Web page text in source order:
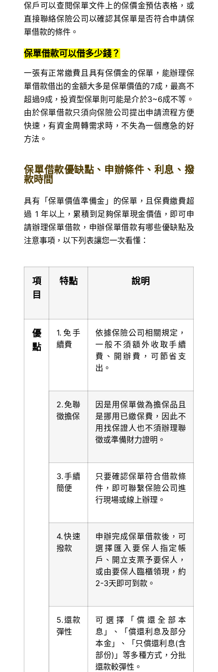
保戶可以查閱保單文件上的保價金預估表格，或
直接聯絡保險公司以確認其保單是否符合申請保
單借款的條件。
保單借款可以借多少錢？
一張有正常繳費且具有保價金的保單，能辦理保
單借款借出的金額大多是保單價值的7成，最高不
超過9成，投資型保單則可能是介於3~6成不等。
由於保單借款只須向保險公司提出申請流程方便
快速，有資金周轉需求時，不失為一個應急的好
方法。
保單借款優缺點、申辦條件、利息、撥
款時間
具有「保單價值準備金」的保單，且保費繳費超
過 1 年以上，累積到足夠保單現金價值，即可申
請辦理保單借款，申辦保單借款有哪些優缺點及
注意事項，以下列表讓您一次看懂：
項
目
特點 說明
優
點
1.免手
續費
依據保險公司相關規定，
一般不須額外收取手續
費、開辦費，可節省支
出。
2.免聯
徵擔保
因是用保單做為擔保品且
是挪用已繳保費，因此不
用找保證人也不須辦理聯
徵或準備財力證明。
3.手續
簡便
只要確認保單符合借款條
件，即可聯繫保險公司進
行現場或線上辦理。
4.快速
撥款
申辦完成保單借款後，可
選擇匯入要保人指定帳
戶、開立支票予要保人，
或由要保人臨櫃領現，約
2-3天即可到款。
5.還款
彈性
可選擇「償還全部本
息」、「償還利息及部分
本金」、「只償還利息(含
部份)」等多種方式，分批
還款較彈性。